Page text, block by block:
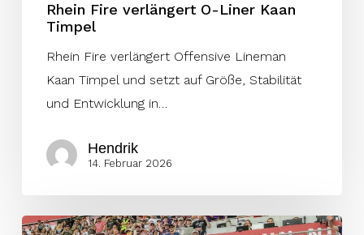
Rhein Fire verlängert O-Liner Kaan
Timpel
Rhein Fire verlängert Offensive Lineman
Kaan Timpel und setzt auf Größe, Stabilität
und Entwicklung in…
Hendrik
14. Februar 2026
Frankfurt